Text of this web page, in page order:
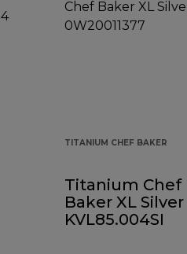
TITANIUM CHEF BAKER
Titanium Chef
Baker XL Silver
KVL85.004SI